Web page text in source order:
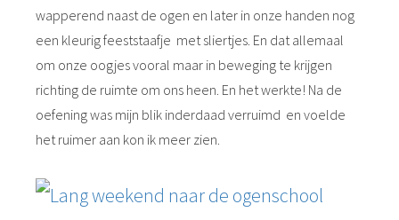
wapperend naast de ogen en later in onze handen nog
een kleurig feeststaafje met sliertjes. En dat allemaal
om onze oogjes vooral maar in beweging te krijgen
richting de ruimte om ons heen. En het werkte! Na de
oefening was mijn blik inderdaad verruimd en voelde
het ruimer aan kon ik meer zien.